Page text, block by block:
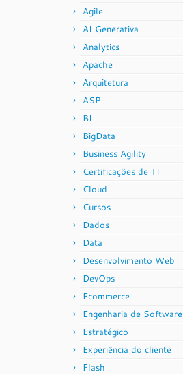
Agile
AI Generativa
Analytics
Apache
Arquitetura
ASP
BI
BigData
Business Agility
Certificações de TI
Cloud
Cursos
Dados
Data
Desenvolvimento Web
DevOps
Ecommerce
Engenharia de Software
Estratégico
Experiência do cliente
Flash